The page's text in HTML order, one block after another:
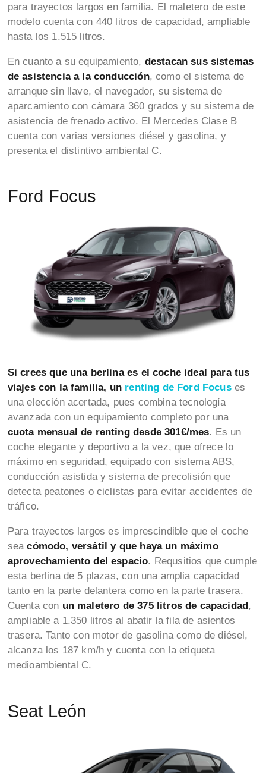
para trayectos largos en familia. El maletero de este
modelo cuenta con 440 litros de capacidad, ampliable
hasta los 1.515 litros.
En cuanto a su equipamiento, destacan sus sistemas
de asistencia a la conducción, como el sistema de
arranque sin llave, el navegador, su sistema de
aparcamiento con cámara 360 grados y su sistema de
asistencia de frenado activo. El Mercedes Clase B
cuenta con varias versiones diésel y gasolina, y
presenta el distintivo ambiental C.
Ford Focus
Si crees que una berlina es el coche ideal para tus
viajes con la familia, un renting de Ford Focus es
una elección acertada, pues combina tecnología
avanzada con un equipamiento completo por una
cuota mensual de renting desde 301€/mes. Es un
coche elegante y deportivo a la vez, que ofrece lo
máximo en seguridad, equipado con sistema ABS,
conducción asistida y sistema de precolisión que
detecta peatones o ciclistas para evitar accidentes de
tráfico.
Para trayectos largos es imprescindible que el coche
seacómodo, versátil y que haya un máximo
aprovechamiento del espacio. Requsitios que cumple
esta berlina de 5 plazas, con una amplia capacidad
tanto en la parte delantera como en la parte trasera.
Cuenta con un maletero de 375 litros de capacidad ,
ampliable a 1.350 litros al abatir la fila de asientos
trasera. Tanto con motor de gasolina como de diésel,
alcanza los 187 km/h y cuenta con la etiqueta
medioambiental C.
Seat León